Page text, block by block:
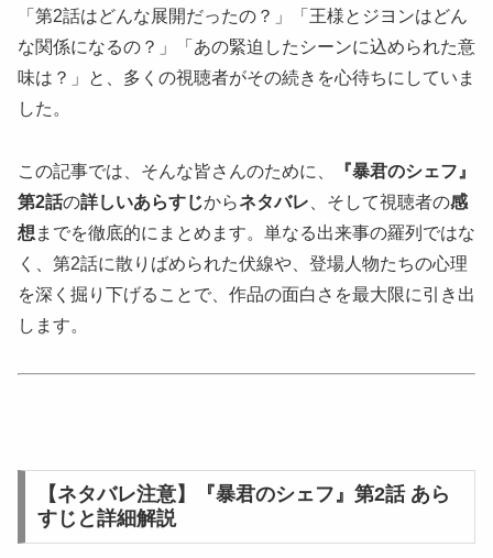
「第2話はどんな展開だったの？」「王様とジヨンはどん
な関係になるの？」「あの緊迫したシーンに込められた意
味は？」と、多くの視聴者がその続きを心待ちにしていま
した。
この記事では、そんな皆さんのために、
『暴君のシェフ』
第2話の詳しいあらすじからネタバレ 、そして視聴者の感
想 までを徹底的にまとめます。単なる出来事の羅列ではな
く、第2話に散りばめられた伏線や、登場人物たちの心理
を深く掘り下げることで、作品の面白さを最大限に引き出
します。
【ネタバレ注意】『暴君のシェフ』第2話 あら
すじと詳細解説